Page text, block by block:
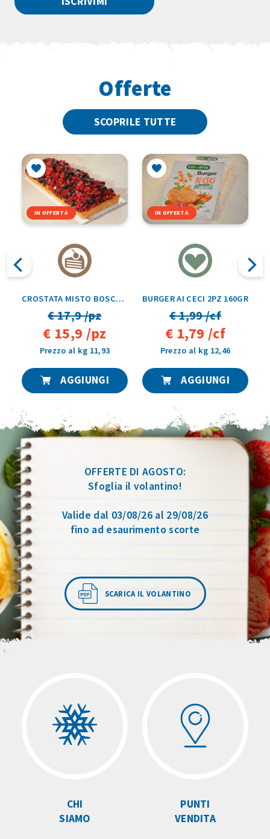
Offerte
SCOPRILE TUTTE
IN OFFERTA
CROSTATA MISTO BOSCO TRANCIO 1,5 KG
€ 17,9 /pz
€ 15,9 /pz
Prezzo al kg 11,93
AGGIUNGI
IN OFFERTA
BURGER AI CECI 2PZ 160GR
€ 1,99 /cf
€ 1,79 /cf
Prezzo al kg 12,46
AGGIUNGI
OFFERTE DI AGOSTO:
Sfoglia il volantino!
Valide dal 03/08/26 al 29/08/26
fino ad esaurimento scorte
SCARICA IL VOLANTINO
CHI
SIAMO
PUNTI
VENDITA